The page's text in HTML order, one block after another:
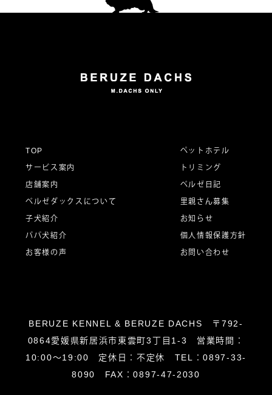
ー
シ
ョ
TOP
サービス案内
店舗案内
ベルゼダックスについて
子犬紹介
パパ犬紹介
お客様の声
ペットホテル
トリミング
ベルゼ日記
里親さん募集
お知らせ
個人情報保護方針
お問い合わせ
BERUZE KENNEL & BERUZE DACHS 〒792-
0864愛媛県新居浜市東雲町3丁目1-3 営業時間：
10:00～19:00 定休日：不定休 TEL：0897-33-
8090 FAX：0897-47-2030